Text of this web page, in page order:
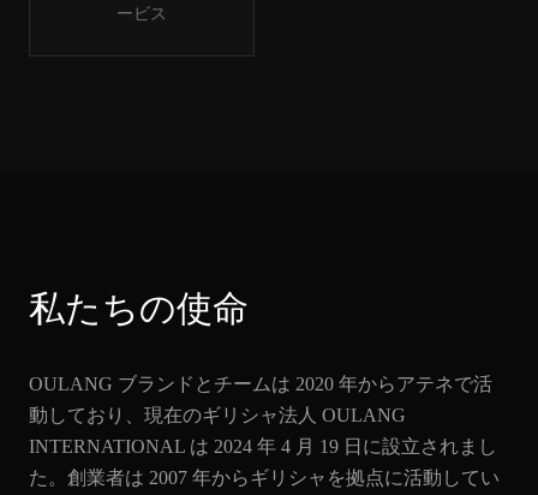
ービス
私たちの使命
OULANG ブランドとチームは 2020 年からアテネで活
動しており、現在のギリシャ法人 OULANG
INTERNATIONAL は 2024 年 4 月 19 日に設立されまし
た。創業者は 2007 年からギリシャを拠点に活動してい